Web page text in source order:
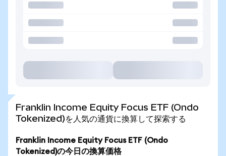
Franklin Income Equity Focus ETF (Ondo
Tokenized)を人気の通貨に換算して探索する
Franklin Income Equity Focus ETF (Ondo
Tokenized)の今日の換算価格